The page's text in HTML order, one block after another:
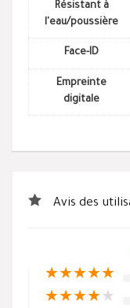
Résistant à
l'eau/poussière
Face-ID
Empreinte
digitale
Avis des
★★★★★
★★★★★